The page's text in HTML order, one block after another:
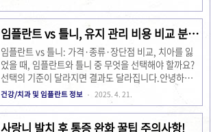
을 최소화하기 위해 매운 음식이나 알코올, 담배를 피하
는 것이 이상적..
임플란트 vs 틀니, 유지 관리 비용 비교 분석
정보
임플란트 vs 틀니: 가격·종류·장단점 비교, 치아를 잃
었을 때, 임플란트와 틀니 중 무엇을 선택해야 할까요?
선택의 기준이 달라지면 결과도 달라집니다.안녕하세
요, 요즘 부모님 건강검진을 챙기다가 자연스럽게 치아
건강까지 신경 쓰게 된 딸입니다. 최근 어머니께서 어금
니 하나를 발치하신 이후 '임플란트를 해야 하나, 틀니
건강/치과 및 임플란트 정보 2025. 4. 21.
사랑니 발치 후 통증 완화 꿀팁 주의사항!